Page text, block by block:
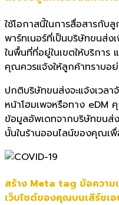
ใช้โอกาสนี้ในการสื่อสารกั
พาร์ทเนอร์ที่เป็นบริษัทขนส่
ในพื้นที่ที่อยู่ในเขตให้บริการ
คุณควรแจ้งให้ลูกค้าทราบอ
ปกติบริษัทขนส่งจะแจ้งเวล
หน้าโฮมเพจหรือทาง eDM
ข้อมูลอัพเดทจากบริษัทขนส่
นั้นในร้านออนไลน์ของคุณเ
สร้าง Meta tag ข้อควา
เว็บไซต์ของคุณบนเสิร์ชเ